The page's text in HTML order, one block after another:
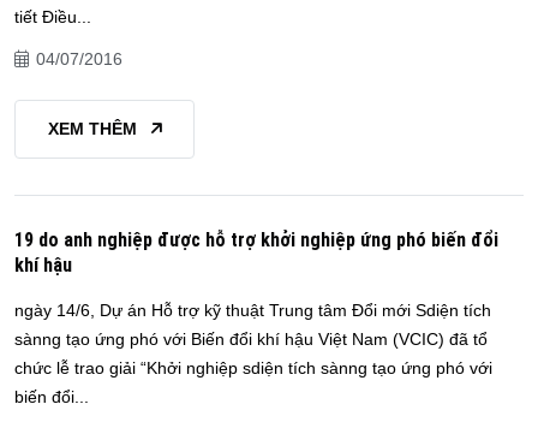
tiết Điều...
04/07/2016
XEM THÊM
19 do anh nghiệp được hỗ trợ khởi nghiệp ứng phó biến đổi
khí hậu
ngày 14/6, Dự án Hỗ trợ kỹ thuật Trung tâm Đổi mới Sdiện tích
sànng tạo ứng phó với Biến đổi khí hậu Việt Nam (VCIC) đã tổ
chức lễ trao giải “Khởi nghiệp sdiện tích sànng tạo ứng phó với
biến đổi...